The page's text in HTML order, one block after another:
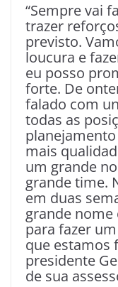
“Sempre vai
trazer
previsto.
loucura e
eu posso
forte. De
falado com
todas as
mais
um grande
grande time.
em duas
grande
para fazer
que estamos
presidente
de sua